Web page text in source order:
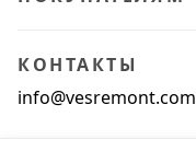
КОНТАКТЫ
info@vesremont.com